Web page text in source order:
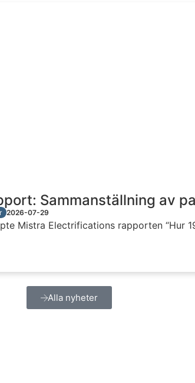
Sammanställning av
2026-07-29
Mistra Electrifications rapporten “Hur
Alla nyheter